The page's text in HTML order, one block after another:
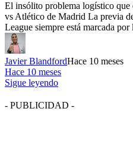
El insólito problema logístico que
vs Atlético de Madrid La previa
League siempre está marcada por
Javier BlandfordHace 10 meses
Hace 10 meses
Sigue leyendo
- PUBLICIDAD -